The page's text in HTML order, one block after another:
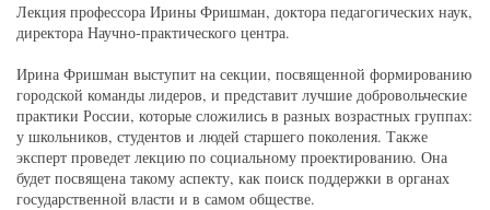
Лекция профессора Ирины Фришман, доктора педагогических наук,
директора Научно-практического центра.
Ирина Фришман выступит на секции, посвященной формированию
городской команды лидеров, и представит лучшие добровольческие
практики России, которые сложились в разных возрастных группах:
у школьников, студентов и людей старшего поколения. Также
эксперт проведет лекцию по социальному проектированию. Она
будет посвящена такому аспекту, как поиск поддержки в органах
государственной власти и в самом обществе.